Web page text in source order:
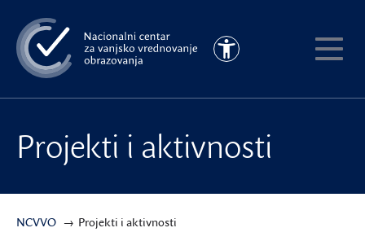
na
glavni
sadržaj
Pristupačnost
Projekti i aktivnosti
NCVVO Projekti i aktivnosti